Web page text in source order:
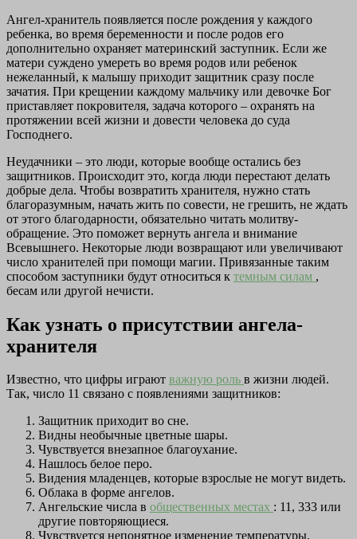
Ангел-хранитель появляется после рождения у каждого
ребенка, во время беременности и после родов его
дополнительно охраняет материнский заступник. Если же
матери суждено умереть во время родов или ребенок
нежеланный, к малышу приходит защитник сразу после
зачатия. При крещении каждому мальчику или девочке Бог
приставляет покровителя, задача которого – охранять на
протяжении всей жизни и довести человека до суда
Господнего.
Неудачники – это люди, которые вообще остались без
защитников. Происходит это, когда люди перестают делать
добрые дела. Чтобы возвратить хранителя, нужно стать
благоразумным, начать жить по совести, не грешить, не ждать
от этого благодарности, обязательно читать молитву-
обращение. Это поможет вернуть ангела и внимание
Всевышнего. Некоторые люди возвращают или увеличивают
число хранителей при помощи магии. Привязанные таким
способом заступники будут относиться к темным силам ,
бесам или другой нечисти.
Как узнать о присутствии ангела-
хранителя
Известно, что цифры играют важную роль в жизни людей.
Так, число 11 связано с появлениями защитников:
Защитник приходит во сне.
Видны необычные цветные шары.
Чувствуется внезапное благоухание.
Нашлось белое перо.
Видения младенцев, которые взрослые не могут видеть.
Облака в форме ангелов.
Ангельские числа в общественных местах : 11, 333 или
другие повторяющиеся.
Чувствуется непонятное изменение температуры.